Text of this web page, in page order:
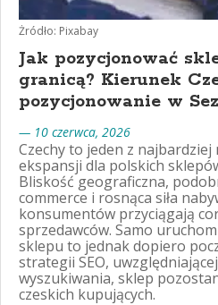
Żródło: Pixabay
Jak pozycjonować
granicą? Kierunek
pozycjonowanie w
— 10 czerwca, 2026
Czechy to jeden z
ekspansji dla polskich
Bliskość geograficzna,
commerce i rosnąca siła
konsumentów przyciągają
sprzedawców. Samo
sklepu to jednak dopiero
strategii SEO,
wyszukiwania, sklep
czeskich kupujących.